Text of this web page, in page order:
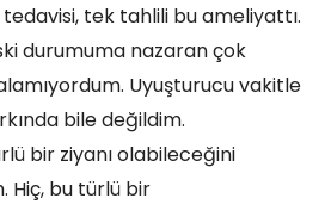
tek tahlili bu ameliyattı.
durumuma nazaran çok
Uyuşturucu vakitle
bile değildim.
bir ziyanı olabileceğini
Hiç, bu türlü bir